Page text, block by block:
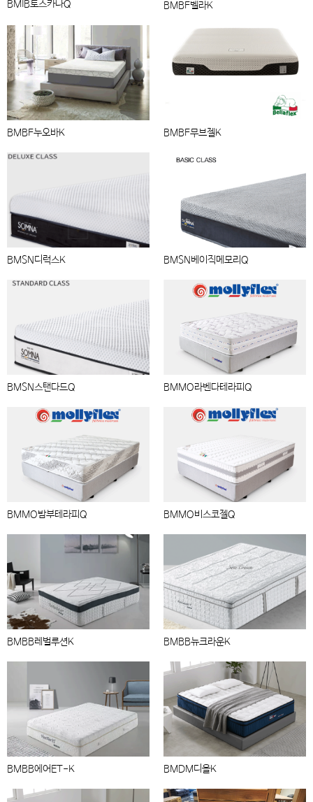
BMIB토스카나Q BMBF벨라K
BMBF누오바K BMBF무브젤K
BMSN디럭스K BMSN베이직메모리Q
BMSN스탠다드Q BMMO라벤다테라피Q
BMMO밤부테라피Q BMMO비스코젤Q
BMBB레벌루션K BMBB뉴크라운K
BMBB에어ET-K BMDM디올K